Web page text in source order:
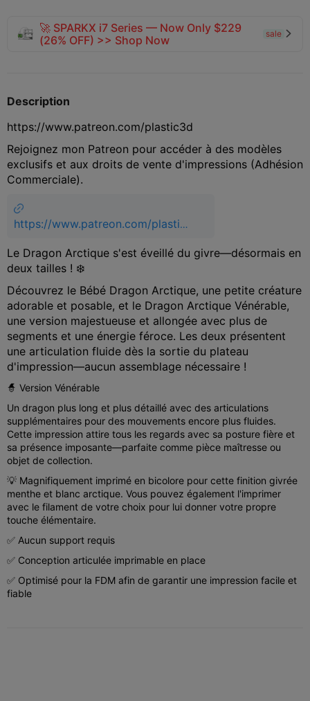
🚀 SPARKX i7 Series — Now Only $229
(26% OFF) >> Shop Now
sale 
Description
https://www.patreon.com/plastic3d
Rejoignez mon Patreon pour accéder à des modèles
exclusifs et aux droits de vente d'impressions (Adhésion
Commerciale).
https://www.patreon.com/plastic3
Le Dragon Arctique s'est éveillé du givre—désormais en
deux tailles ! ❄️
Découvrez le Bébé Dragon Arctique, une petite créature
adorable et posable, et le Dragon Arctique Vénérable,
une version majestueuse et allongée avec plus de
segments et une énergie féroce. Les deux présentent
une articulation fluide dès la sortie du plateau
d'impression—aucun assemblage nécessaire !
🧙 Version Vénérable
Un dragon plus long et plus détaillé avec des articulations
supplémentaires pour des mouvements encore plus fluides.
Cette impression attire tous les regards avec sa posture fière et
sa présence imposante—parfaite comme pièce maîtresse ou
objet de collection.
💡 Magnifiquement imprimé en bicolore pour cette finition givrée
menthe et blanc arctique. Vous pouvez également l'imprimer
avec le filament de votre choix pour lui donner votre propre
touche élémentaire.
✅ Aucun support requis
✅ Conception articulée imprimable en place
✅ Optimisé pour la FDM afin de garantir une impression facile et
fiable